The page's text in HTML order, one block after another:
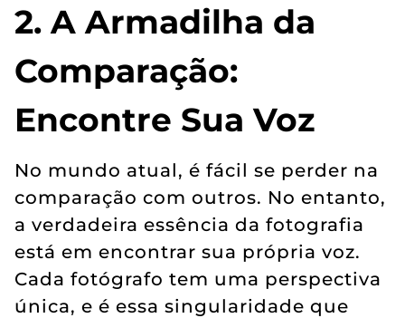
2. A Armadilha da
Comparação:
Encontre Sua Voz
No mundo atual, é fácil se perder na
comparação com outros. No entanto,
a verdadeira essência da fotografia
está em encontrar sua própria voz.
Cada fotógrafo tem uma perspectiva
única, e é essa singularidade que